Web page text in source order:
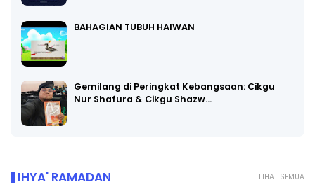
BAHAGIAN TUBUH HAIWAN
Gemilang di Peringkat Kebangsaan: Cikgu
Nur Shafura & Cikgu Shazw…
LIHAT SEMUA
IHYA' RAMADAN